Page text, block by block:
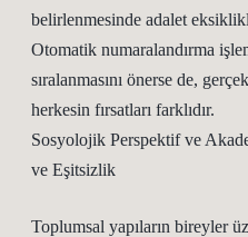
belirlenmesinde adalet
Otomatik numaralandırma
sıralanmasını önerse de,
herkesin fırsatları farklıdır.
Sosyolojik Perspektif ve
ve Eşitsizlik
Toplumsal yapıların bireyler